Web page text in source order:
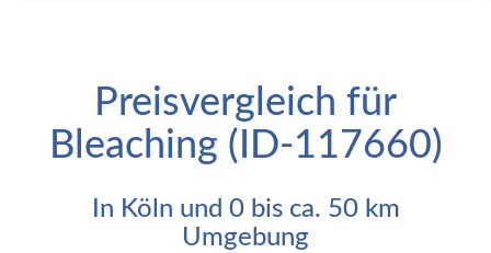
Preisvergleich für
Bleaching (ID-117660)
In Köln und 0 bis ca. 50 km
Umgebung